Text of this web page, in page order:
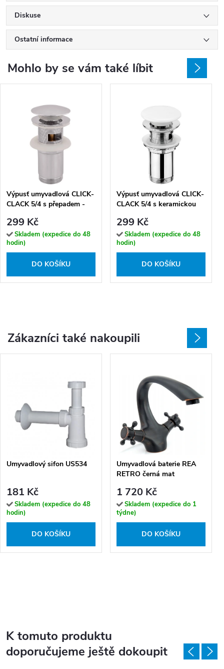
Diskuse
Ostatní informace
Mohlo by se vám také líbit
Výpusť umyvadlová CLICK-
CLACK 5/4 s přepadem -
299 Kč
Skladem (expedice do 48
hodin)
DO KOŠÍKU
Výpusť umyvadlová CLICK-
CLACK 5/4 s keramickou
CC6829W, chrom/bílá
299 Kč
Skladem (expedice do 48
hodin)
DO KOŠÍKU
Zákazníci také nakoupili
Umyvadlový sifon US534
181 Kč
Skladem (expedice do 48
hodin)
DO KOŠÍKU
Umyvadlová baterie REA
RETRO černá mat
1 720 Kč
Skladem (expedice do 1
týdne)
DO KOŠÍKU
K tomuto produktu
doporučujeme ještě dokoupit